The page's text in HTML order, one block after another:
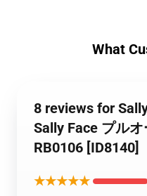
What
8 reviews for
Sally Face プル
RB0106 [ID8140]
★★★★★